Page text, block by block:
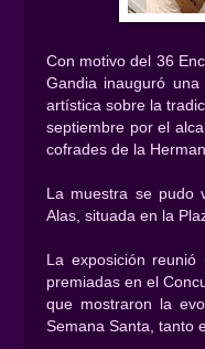
Con motivo del 36
Gandia inauguró
artística sobre la
septiembre por el
cofrades de la
La muestra se pudo
Alas, situada en la
La exposición
premiadas en el
que mostraron la
Semana Santa, tanto